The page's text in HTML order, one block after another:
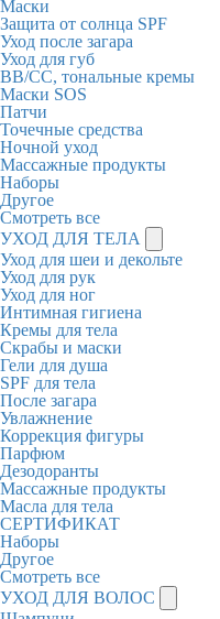
Маски
Защита от солнца SPF
Уход после загара
Уход для губ
BB/CC, тональные кремы
Маски SOS
Патчи
Точечные средства
Ночной уход
Массажные продукты
Наборы
Другое
Смотреть все
УХОД ДЛЯ ТЕЛА
Уход для шеи и декольте
Уход для рук
Уход для ног
Интимная гигиена
Кремы для тела
Скрабы и маски
Гели для душа
SPF для тела
После загара
Увлажнение
Коррекция фигуры
Парфюм
Дезодоранты
Массажные продукты
Масла для тела
СЕРТИФИКАТ
Наборы
Другое
Смотреть все
УХОД ДЛЯ ВОЛОС